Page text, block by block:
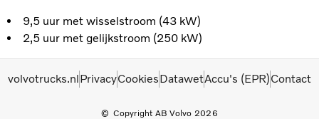
9,5 uur met wisselstroom (43 kW)
2,5 uur met gelijkstroom (250 kW)
Copyright AB Volvo 2026
volvotrucks.nlPrivacyCookiesDatawetAccu's (EPR)Contact